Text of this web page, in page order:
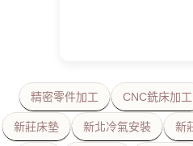
精密零件加工 CNC銑床加工
新莊床墊 新北冷氣安裝 新